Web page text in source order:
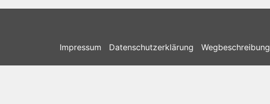
Impressum Datenschutzerklärung Wegbeschreibung